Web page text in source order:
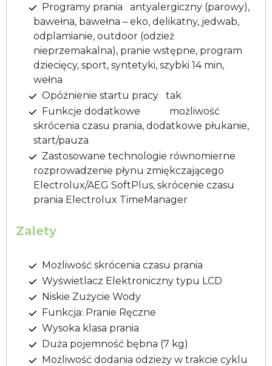
Programy prania antyalergiczny (parowy),
bawełna, bawełna – eko, delikatny, jedwab,
odplamianie, outdoor (odzież
nieprzemakalna), pranie wstępne, program
dziecięcy, sport, syntetyki, szybki 14 min,
wełna
Opóźnienie startu pracy tak
Funkcje dodatkowe możliwość
skrócenia czasu prania, dodatkowe płukanie,
start/pauza
Zastosowane technologie równomierne
rozprowadzenie płynu zmiękczającego
Electrolux/AEG SoftPlus, skrócenie czasu
prania Electrolux TimeManager
Zalety
Możliwość skrócenia czasu prania
Wyświetlacz Elektroniczny typu LCD
Niskie Zużycie Wody
Funkcja: Pranie Ręczne
Wysoka klasa prania
Duża pojemność bębna (7 kg)
Możliwość dodania odzieży w trakcie cyklu